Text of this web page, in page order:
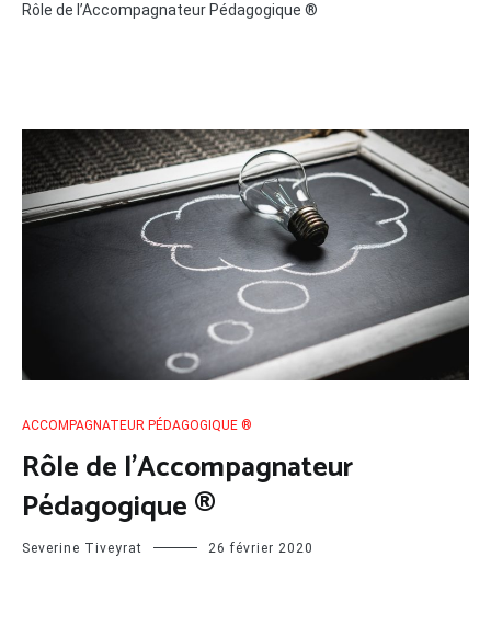
Rôle de l’Accompagnateur Pédagogique ®
ACCOMPAGNATEUR PÉDAGOGIQUE ®
Rôle de l’Accompagnateur
Pédagogique ®
Severine Tiveyrat 26 février 2020